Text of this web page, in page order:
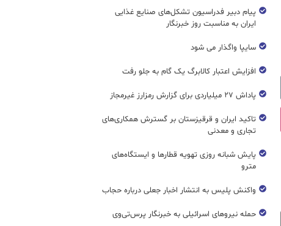
پیام دبیر فدراسیون تشکل‌های صنایع غذایی
ایران به مناسبت روز خبرنگار
سایپا واگذار می شود
افزایش اعتبار کالابرگ یک گام به جلو رفت
پاداش ۲۷ میلیاردی برای گزارش رمزارز غیرمجاز
تاکید ایران و قرقیزستان بر گسترش همکاری‌های
تجاری و معدنی
پایش شبانه روزی تهویه قطار‌ها و ایستگاه‌های
مترو
واکنش پلیس به انتشار اخبار جعلی درباره حجاب
حمله نیروهای اسرائیلی به خبرنگار پرس‌تی‌وی